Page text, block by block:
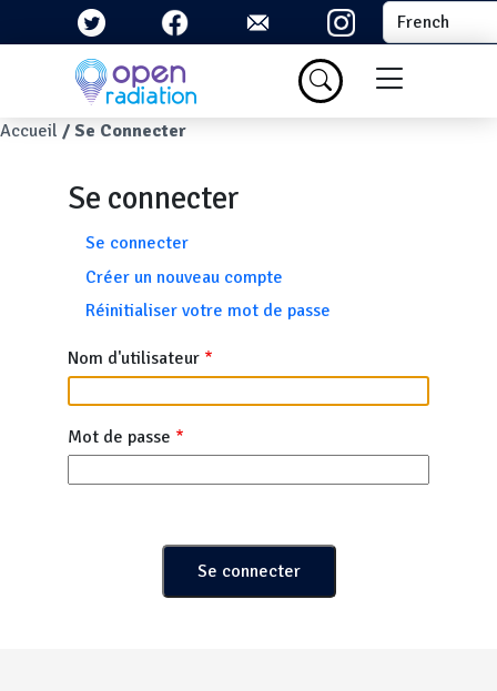
Aller au contenu principal Select your
Menu du
Fil d'Ariane
Accueil Se Connecter
Se connecter
Onglets principaux
Se connecter
Créer un nouveau compte
Réinitialiser votre mot de passe
Nom d'utilisateur
Mot de passe